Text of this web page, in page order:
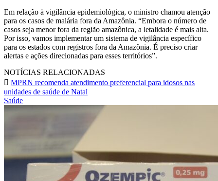
Em relação à vigilância epidemiológica, o ministro chamou atenção
para os casos de malária fora da Amazônia. “Embora o número de
casos seja menor fora da região amazônica, a letalidade é mais alta.
Por isso, vamos implementar um sistema de vigilância específico
para os estados com registros fora da Amazônia. É preciso criar
alertas e ações direcionadas para esses territórios”.
NOTÍCIAS RELACIONADAS
MPRN recomenda atendimento preferencial para idosos nas
unidades de saúde de Natal
Saúde